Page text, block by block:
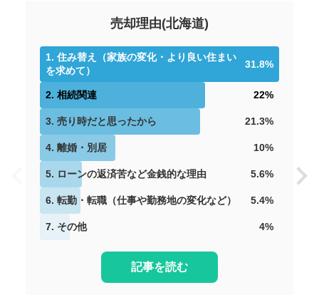
売却理由(北海道)
1. 住み替え（家族の変化・より良い住まい
を求めて）
31.8%
2. 相続関連 22%
3. 売り時だと思ったから 21.3%
4. 離婚・別居 10%
5. ローンの返済苦など金銭的な理由 5.6%
6. 転勤・転職（仕事や勤務地の変化など） 5.4%
7. その他 4%
記事を読む